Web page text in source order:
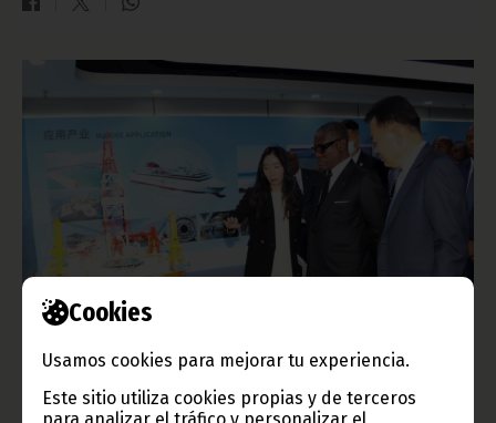
Cookies
Usamos cookies para mejorar tu experiencia.
Este sitio utiliza cookies propias y de terceros
para analizar el tráfico y personalizar el
Nguema Obiang Mangue quiere dar coto a la
julio 05, 2023
El Vicepresidente de la República da un paso más en la
protección de los mares de Guinea Ecuatorial. Precisamente,